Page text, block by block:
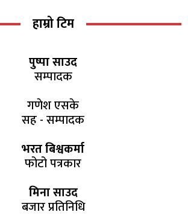
हाम्रो टिम
पुष्पा साउद
सम्पादक
गणेश एसके
सह - सम्पादक
भरत बिश्वकर्मा
फोटो पत्रकार
मिना साउद
बजार प्रतिनिधि